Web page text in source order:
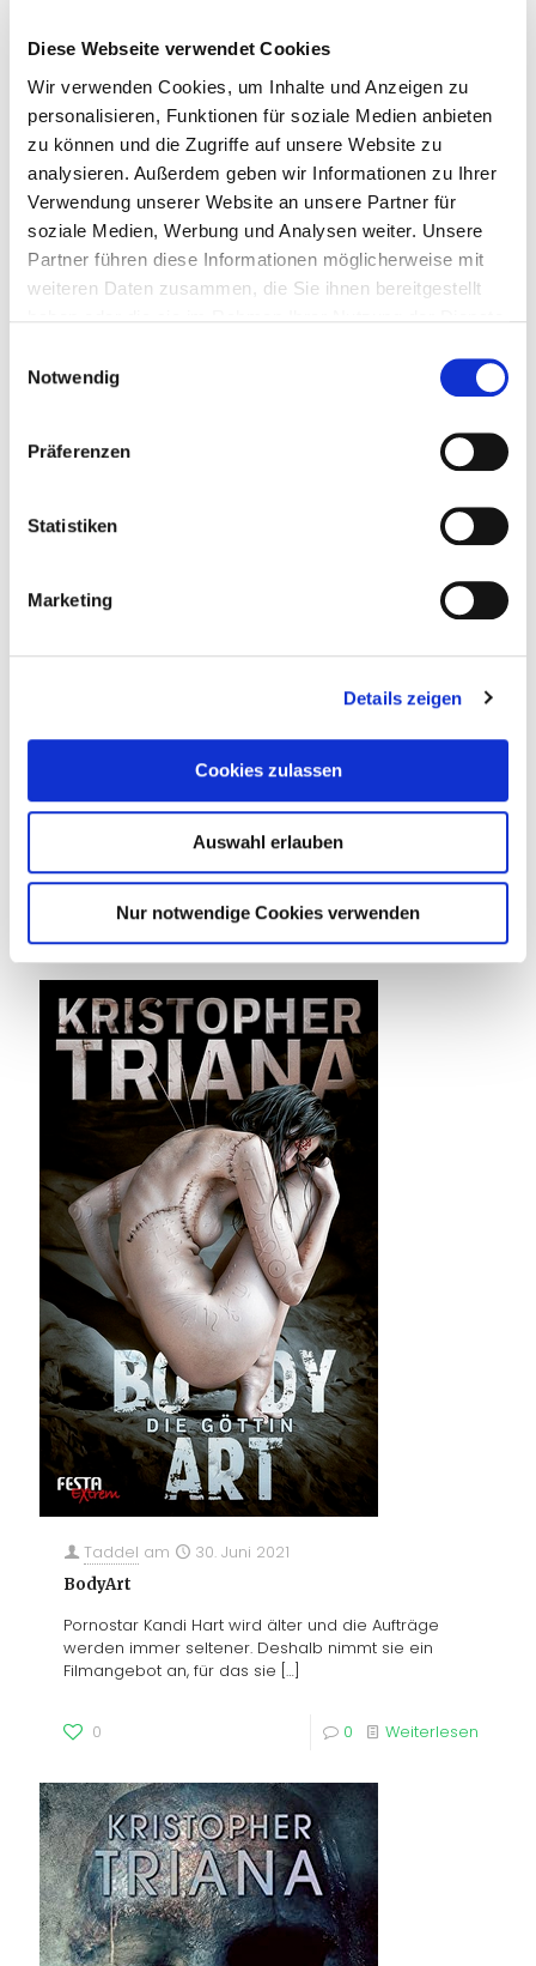
Diese Webseite verwendet Cookies
Wir verwenden Cookies, um Inhalte und Anzeigen zu
personalisieren, Funktionen für soziale Medien anbieten
zu können und die Zugriffe auf unsere Website zu
analysieren. Außerdem geben wir Informationen zu Ihrer
Verwendung unserer Website an unsere Partner für
soziale Medien, Werbung und Analysen weiter. Unsere
Partner führen diese Informationen möglicherweise mit
weiteren Daten zusammen, die Sie ihnen bereitgestellt
Notwendig
Präferenzen
Statistiken
Marketing
Details zeigen
Cookies zulassen
Auswahl erlauben
Nur notwendige Cookies verwenden
schreien. Du kannst nicht mehr essen, nicht mehr
0 0 Weiterlesen
Mike ist 45 Jahre alt. Sein Privatleben ist genauso
am Arsch wie sein Berufsleben. Entmutigt beginnt er
seinen neuen Job:[…]
Taddel am 30. Juni 2021
BodyArt
Pornostar Kandi Hart wird älter und die Aufträge
werden immer seltener. Deshalb nimmt sie ein
Filmangebot an, für das sie […]
0 0 Weiterlesen